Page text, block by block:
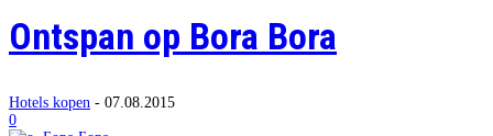
Ontspan op Bora Bora
Hotels kopen - 07.08.2015
0